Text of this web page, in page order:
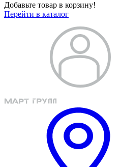
Добавьте товар в корзину!
Перейти в каталог